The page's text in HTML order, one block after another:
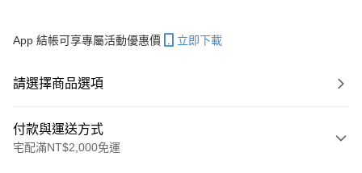
App 結帳可享專屬活動優惠價 立即下載
請選擇商品選項
付款與運送方式
宅配滿NT$2,000免運